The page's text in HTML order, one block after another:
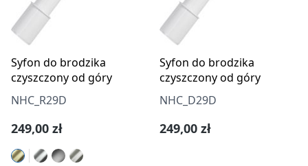
Syfon do brodzika
czyszczony od góry
NHC_R29D
Cena regularna:
249,00 zł
Syfon do brodzika
czyszczony od góry
NHC_D29D
Cena regularna:
249,00 zł